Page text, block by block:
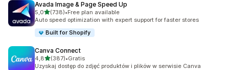
Avada Image & Page Speed Up
5,0na 5 gwiazdek
(738)
Łączna liczba recenzji: 738
•Free plan available
Auto speed optimization with expert support for faster stores
Built for Shopify
Canva Connect
4,8na 5 gwiazdek
(387)
Łączna liczba recenzji: 387
•Gratis
Uzyskaj dostęp do zdjęć produktów i plików w serwisie Canva